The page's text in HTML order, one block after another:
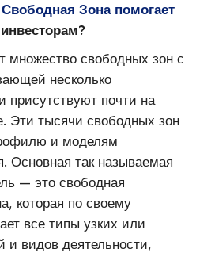
Зона помогает
множество свободных зон с
несколько
присутствуют почти на
Эти тысячи свободных зон
и моделям
Основная так называемая
— это свободная
которая по своему
все типы узких или
видов деятельности,